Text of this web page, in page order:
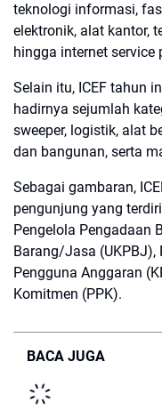
teknologi informasi,
elektronik, alat kantor,
hingga internet service
Selain itu, ICEF tahun
hadirnya sejumlah
sweeper, logistik, alat
dan bangunan, serta
Sebagai gambaran,
pengunjung yang
Pengelola Pengadaan
Barang/Jasa (UKPBJ),
Pengguna Anggaran
Komitmen (PPK).
BACA JUGA